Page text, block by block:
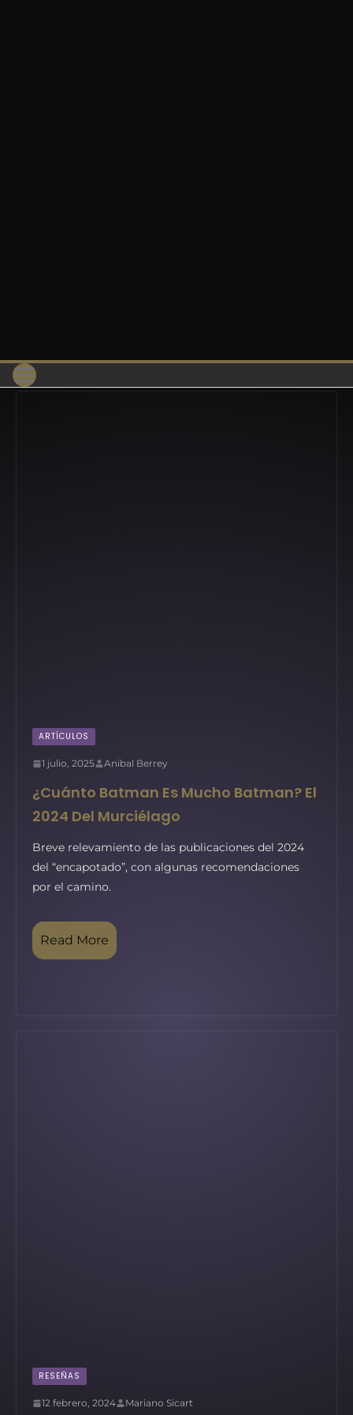
ARTÍCULOS
1 julio, 2025 Anibal Berrey
¿Cuánto Batman Es Mucho Batman? El
2024 Del Murciélago
Breve relevamiento de las publicaciones del 2024
del “encapotado”, con algunas recomendaciones
por el camino.
Read More
RESEÑAS
12 febrero, 2024 Mariano Sicart